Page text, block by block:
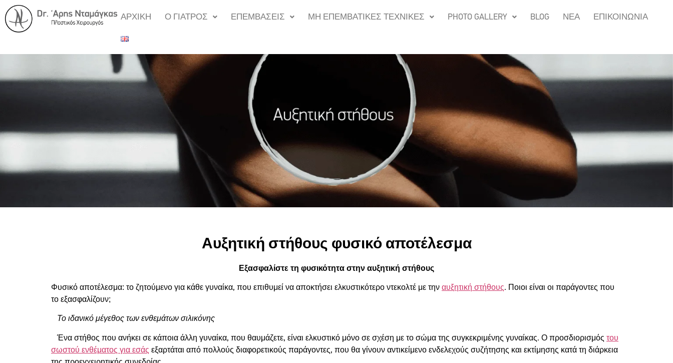
ΑΡΧΙΚΗ Ο ΓΙΑΤΡΟΣ ΕΠΕΜΒΑΣΕΙΣ ΜΗ ΕΠΕΜΒΑΤΙΚΕΣ ΤΕΧΝΙΚΕΣ PHOTO GALLERY BLOG ΝΕΑ ΕΠΙΚΟΙΝΩΝΙΑ
Αυξητική στήθους φυσικό αποτέλεσμα
Εξασφαλίστε τη φυσικότητα στην αυξητική στήθους
Φυσικό αποτέλεσμα: το ζητούμενο για κάθε γυναίκα, που επιθυμεί να αποκτήσει ελκυστικότερο ντεκολτέ με τηναυξητική στήθους. Ποιοι είναι οι παράγοντες που
το εξασφαλίζουν;
Το ιδανικό μέγεθος των ενθεμάτων σιλικόνης
Ένα στήθος που ανήκει σε κάποια άλλη γυναίκα, που θαυμάζετε, είναι ελκυστικό μόνο σε σχέση με το σώμα της συγκεκριμένης γυναίκας. Ο προσδιορισμός του
σωστού ενθέματος για εσάς εξαρτάται από πολλούς διαφορετικούς παράγοντες, που θα γίνουν αντικείμενο ενδελεχούς συζήτησης και εκτίμησης κατά τη διάρκεια